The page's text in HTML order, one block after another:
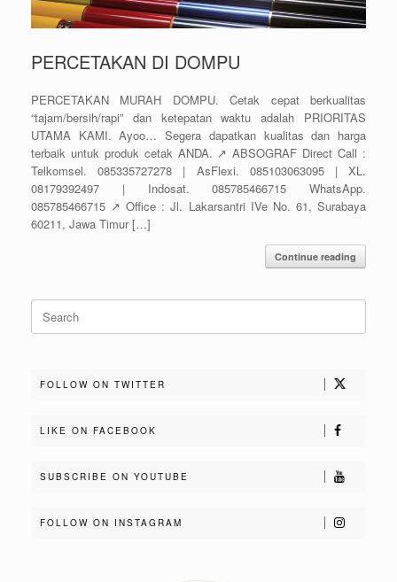
PERCETAKAN DI DOMPU
PERCETAKAN MURAH DOMPU. Cetak cepat berkualitas
“tajam/bersih/rapi” dan ketepatan waktu adalah PRIORITAS
UTAMA KAMI. Ayoo… Segera dapatkan kualitas dan harga
terbaik untuk produk cetak ANDA. ↗️ ABSOGRAF Direct Call :
Telkomsel. 085335727278 | AsFlexi. 085103063095 | XL.
08179392497 | Indosat. 085785466715 WhatsApp.
085785466715 ↗️ Office : Jl. Lakarsantri IVe No. 61, Surabaya
60211, Jawa Timur […]
Continue reading
Search
for:
FOLLOW ON TWITTER
LIKE ON FACEBOOK
SUBSCRIBE ON YOUTUBE
FOLLOW ON INSTAGRAM